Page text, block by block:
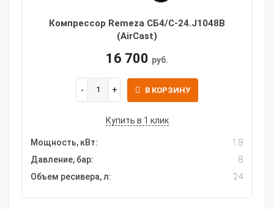
Компрессор Remeza СБ4/С-24.J1048B
(AirCast)
16 700 руб.
В КОРЗИНУ
Купить в 1 клик
Мощность, кВт:
1.8
Давление, бар:
8
Объем ресивера, л:
24